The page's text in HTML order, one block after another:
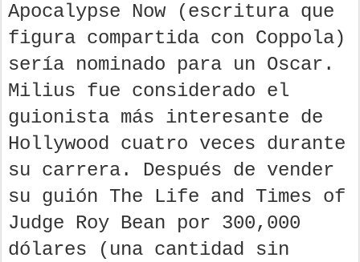
Apocalypse Now (escritura que
figura compartida con Coppola)
sería nominado para un Oscar.
Milius fue considerado el
guionista más interesante de
Hollywood cuatro veces durante
su carrera. Después de vender
su guión The Life and Times of
Judge Roy Bean por 300,000
dólares (una cantidad sin